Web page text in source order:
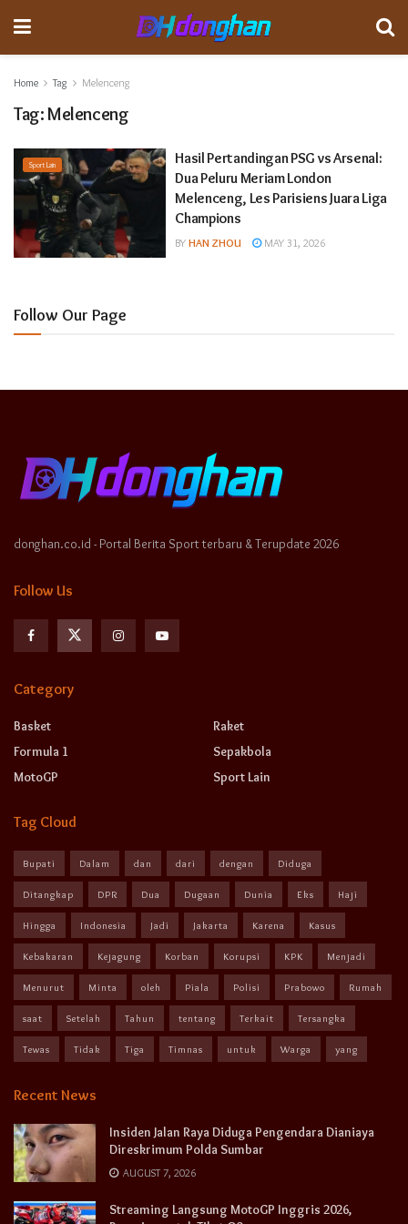
Home Tag Melenceng
Tag:Melenceng
Sport Lain
Hasil Pertandingan PSG vs Arsenal:
Dua Peluru Meriam London
Melenceng, Les Parisiens Juara Liga
Champions
BY HAN ZHOU MAY 31, 2026
Follow Our Page
donghan.co.id - Portal Berita Sport terbaru & Terupdate 2026
Follow Us
Category
Basket
Formula 1
MotoGP
Raket
Sepakbola
Sport Lain
Tag Cloud
Bupati Dalam dan dari dengan Diduga
Ditangkap DPR Dua Dugaan Dunia Eks Haji
Hingga Indonesia Jadi Jakarta Karena Kasus
Kebakaran Kejagung Korban Korupsi KPK Menjadi
Menurut Minta oleh Piala Polisi Prabowo Rumah
saat Setelah Tahun tentang Terkait Tersangka
Tewas Tidak Tiga Timnas untuk Warga yang
Recent News
Insiden Jalan Raya Diduga Pengendara Dianiaya
Direskrimum Polda Sumbar
AUGUST 7, 2026
Streaming Langsung MotoGP Inggris 2026,